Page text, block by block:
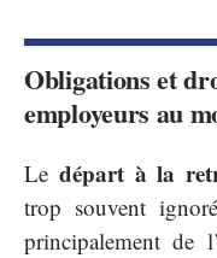
Obligations et
employeurs au
Le départ à la
trop souvent
principalement de